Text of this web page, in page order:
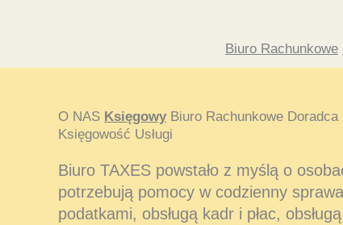
Biuro Rachunkowe
O NAS Księgowy Biuro Rachunkowe Doradca
Księgowość Usługi
Biuro TAXES powstało z myślą o
potrzebują pomocy w codzienny
podatkami, obsługą kadr i płac,